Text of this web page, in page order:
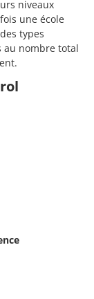
niveaux
une école
types
au nombre total